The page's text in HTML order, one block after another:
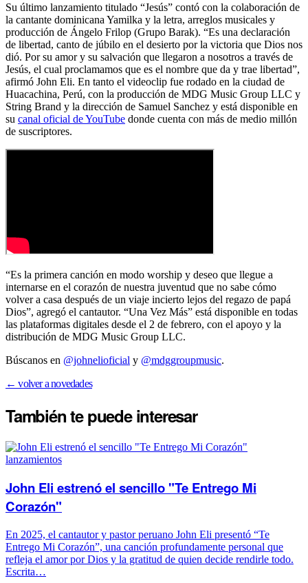
Su último lanzamiento titulado “Jesús” contó con la colaboración de
la cantante dominicana Yamilka y la letra, arreglos musicales y
producción de Ángelo Frilop (Grupo Barak). “Es una declaración
de libertad, canto de júbilo en el desierto por la victoria que Dios nos
dió. Por su amor y su salvación que llegaron a nosotros a través de
Jesús, el cual proclamamos que es el nombre que da y trae libertad”,
afirmó John Eli. En tanto el videoclip fue rodado en la ciudad de
Huacachina, Perú, con la producción de MDG Music Group LLC y
String Brand y la dirección de Samuel Sanchez y está disponible en
su canal oficial de YouTube donde cuenta con más de medio millón
de suscriptores.
“Es la primera canción en modo worship y deseo que llegue a
internarse en el corazón de nuestra juventud que no sabe cómo
volver a casa después de un viaje incierto lejos del regazo de papá
Dios”, agregó el cantautor. “Una Vez Más” está disponible en todas
las plataformas digitales desde el 2 de febrero, con el apoyo y la
distribución de MDG Music Group LLC.
Búscanos en @johnelioficial y @mdggroupmusic.
← volver a novedades
También te puedeinteresar
lanzamientos
John Eli estrenó el sencillo "Te Entrego Mi
Corazón"
En 2025, el cantautor y pastor peruano John Eli presentó “Te
Entrego Mi Corazón”, una canción profundamente personal que
refleja el amor por Dios y la gratitud de quien decide rendirle todo.
Escrita…